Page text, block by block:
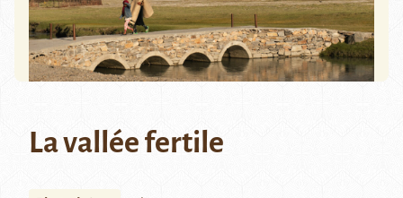
La vallée fertile